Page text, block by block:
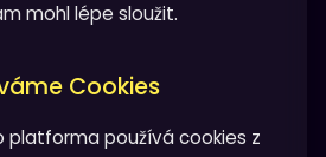
mohl lépe sloužit.
Cookies
platforma používá cookies z